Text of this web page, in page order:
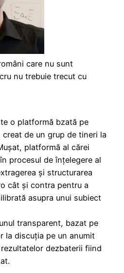
care nu sunt
nu trebuie trecut cu
o platformă bzată pe
de un grup de tineri la
platformă al cărei
procesul de înțelegere al
și structurarea
cât și contra pentru a
asupra unui subiect
transparent, bazat pe
la discuția pe un anumit
dezbaterii fiind